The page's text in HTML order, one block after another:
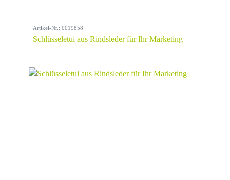
Artikel-Nr.: 0019858
Schlüsseletui aus Rindsleder für Ihr Marketing